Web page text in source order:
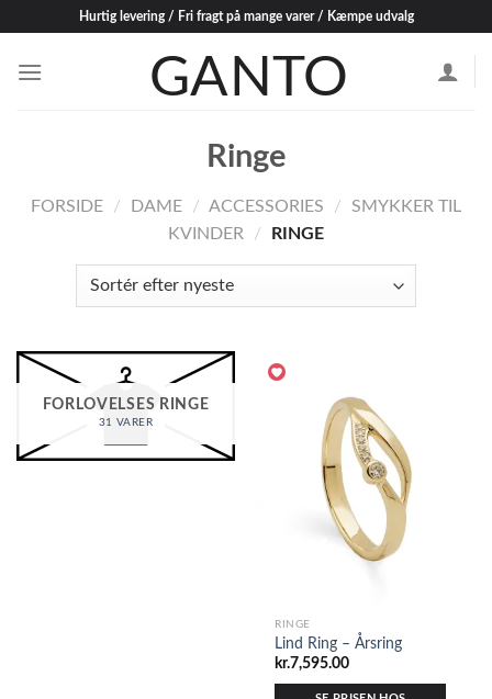
content
Hurtig levering / Fri fragt på mange varer / Kæmpe udvalg
Ringe
FORSIDE / DAME / ACCESSORIES /
SMYKKER TIL
KVINDER
/ RINGE
FORLOVELSES RINGE
31 VARER
RINGE
Lind Ring – Årsring
kr.7,595.00